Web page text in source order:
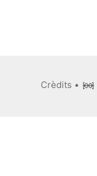
Crèdits •